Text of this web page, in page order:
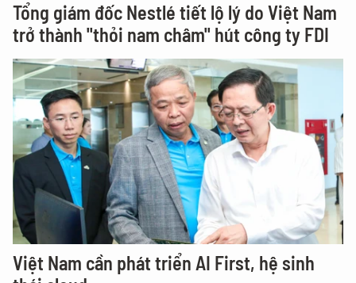
Tổng giám đốc Nestlé tiết lộ lý do Việt Nam
trở thành "thỏi nam châm" hút công ty FDI
Việt Nam cần phát triển AI First, hệ sinh